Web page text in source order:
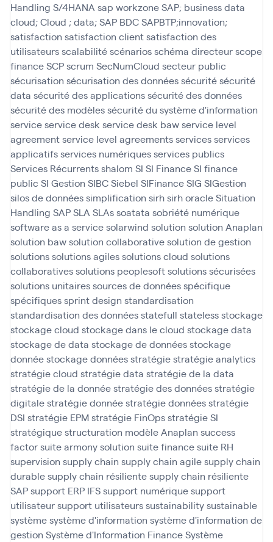
Handling S/4HANA sap workzoneSAP; business data
cloud; Cloud ; data; SAP BDCSAPBTP;innovation;
satisfaction satisfaction clientsatisfaction des
utilisateursscalabilitéscénariosschéma directeurscope
financeSCPscrum SecNumCloud secteur public
sécurisation sécurisation des donnéessécuritésécurité
data sécurité des applicationssécurité des données
sécurité des modèlessécurité du système d'information
serviceservice desk service desk bawservice level
agreementservice level agreementsservicesservices
applicatifsservices numériquesservices publics
Services Récurrentsshalom SI SI FinanceSI finance
public SI Gestion SIBCSiebel SIFinanceSIG SIGestion
silos de donnéessimplification sirhsirh oracleSituation
Handling SAPSLA SLAssoatata sobriété numérique
software as a servicesolarwind solution solution Anaplan
solution bawsolution collaborativesolution de gestion
solutionssolutions agilessolutions cloud solutions
collaborativessolutions peoplesoftsolutions sécurisées
solutions unitairessources de donnéesspécifique
spécifiquessprint design standardisation
standardisation des donnéesstatefull statelessstockage
stockage cloud stockage dans le cloud stockage data
stockage de data stockage de donnéesstockage
donnéestockage donnéesstratégiestratégie analytics
stratégie cloud stratégie data stratégie de la data
stratégie de la donnéestratégie des donnéesstratégie
digitalestratégie donnéestratégie donnéesstratégie
DSI stratégie EPMstratégie FinOpsstratégie SI
stratégiquestructuration modèle Anaplan success
factorsuite armony solution suite financesuite RH
supervision supply chain supply chain agilesupply chain
durablesupply chain résilientesupply chain résiliente
SAPsupport ERP IFSsupport numériquesupport
utilisateursupport utilisateurssustainabilitysustainable
systèmesystème d'information système d'information de
gestion Système d'Information FinanceSystème